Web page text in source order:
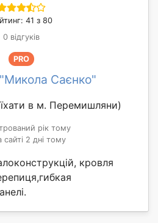
41 з 80
0 відгуків
PRO
Саєнко"
в м. Перемишляни)
рік тому
сайті 2 дні тому
кровля